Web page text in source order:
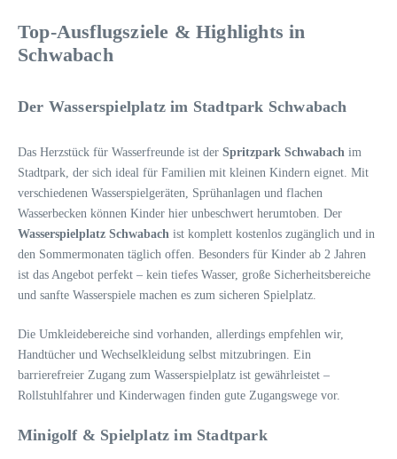
Top-Ausflugsziele & Highlights in
Schwabach
Der Wasserspielplatz im Stadtpark Schwabach
Das Herzstück für Wasserfreunde ist der Spritzpark Schwabach im
Stadtpark, der sich ideal für Familien mit kleinen Kindern eignet. Mit
verschiedenen Wasserspielgeräten, Sprühanlagen und flachen
Wasserbecken können Kinder hier unbeschwert herumtoben. Der
Wasserspielplatz Schwabach ist komplett kostenlos zugänglich und in
den Sommermonaten täglich offen. Besonders für Kinder ab 2 Jahren
ist das Angebot perfekt – kein tiefes Wasser, große Sicherheitsbereiche
und sanfte Wasserspiele machen es zum sicheren Spielplatz.
Die Umkleidebereiche sind vorhanden, allerdings empfehlen wir,
Handtücher und Wechselkleidung selbst mitzubringen. Ein
barrierefreier Zugang zum Wasserspielplatz ist gewährleistet –
Rollstuhlfahrer und Kinderwagen finden gute Zugangswege vor.
Minigolf & Spielplatz im Stadtpark